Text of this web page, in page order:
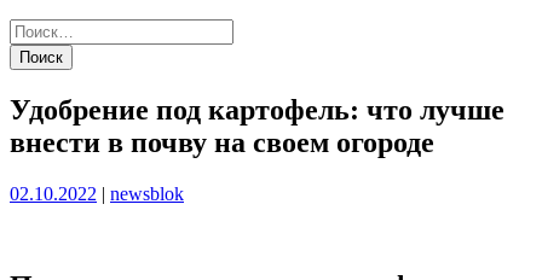
Удобрение под картофель: что лучше
внести в почву на своем огороде
Опубликовано
02.10.2022 | Опубликовано
newsblok